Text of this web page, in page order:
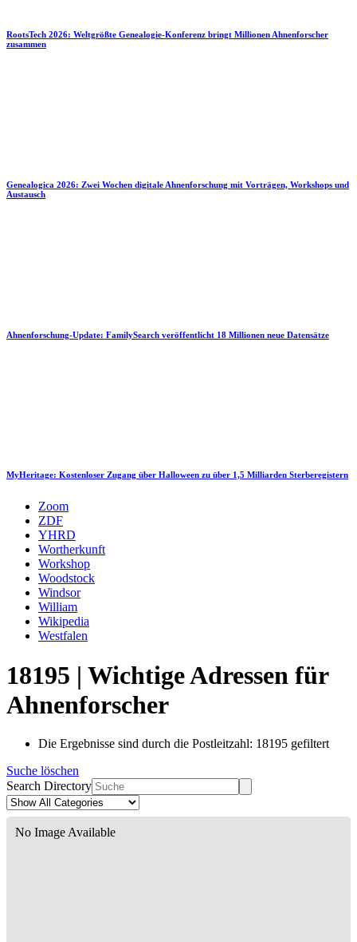
RootsTech 2026: Weltgrößte Genealogie-Konferenz bringt Millionen Ahnenforscher
zusammen
Genealogica 2026: Zwei Wochen digitale Ahnenforschung mit Vorträgen, Workshops und
Austausch
Ahnenforschung-Update: FamilySearch veröffentlicht 18 Millionen neue Datensätze
MyHeritage: Kostenloser Zugang über Halloween zu über 1,5 Milliarden Sterberegistern
Zoom
ZDF
YHRD
Wortherkunft
Workshop
Woodstock
Windsor
William
Wikipedia
Westfalen
18195 | Wichtige Adressen für
Ahnenforscher
Die Ergebnisse sind durch die Postleitzahl: 18195 gefiltert
Suche löschen
Search Directory
No Image Available